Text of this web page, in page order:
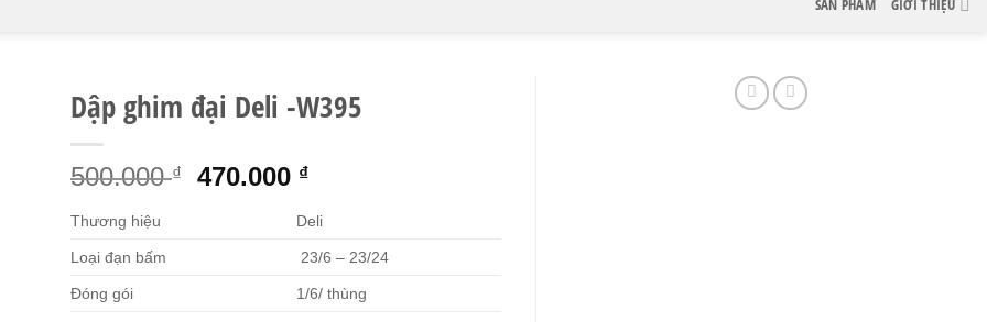
SẢN PHẨM GIỚI THIỆU
Dập ghim đại Deli -W395
500.000₫
Giá
500.000 ₫.
470.000 ₫Giá
tại
là:
470.000 ₫.
Thương hiệu Deli
Loại đạn bấm 23/6 – 23/24
Đóng gói 1/6/ thùng